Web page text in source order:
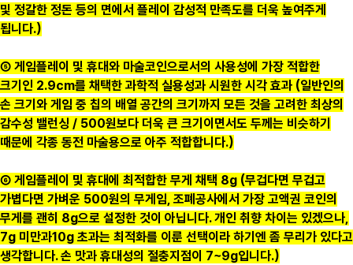
및 정갈한 정돈 등의 면에서 플레이 감성적 만족도를 더욱 높여주게
됩니다.)
⑤ 게임플레이 및 휴대와 마술코인으로서의 사용성에 가장 적합한
크기인 2.9cm를 채택한 과학적 실용성과 시원한 시각 효과 (일반인의
손 크기와 게임 중 칩의 배열 공간의 크기까지 모든 것을 고려한 최상의
감수성 밸런싱 / 500원보다 더욱 큰 크기이면서도 두께는 비슷하기
때문에 각종 동전 마술용으로 아주 적합합니다.)
⑥ 게임플레이 및 휴대에 최적합한 무게 채택 8g (무겁다면 무겁고
가볍다면 가벼운 500원의 무게임, 조폐공사에서 가장 고액권 코인의
무게를 괜히 8g으로 설정한 것이 아닙니다. 개인 취향 차이는 있겠으나,
7g 미만과10g 초과는 최적화를 이룬 선택이라 하기엔 좀 무리가 있다고
생각합니다. 손 맛과 휴대성의 절충지점이 7~9g입니다.)